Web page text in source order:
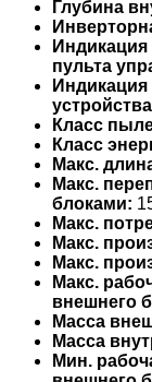
Глубина
пульта
Класс
Класс
Макс.
Макс.
блоками:
Макс.
Макс.
Макс.
Макс.
внешнего
Масса
Масса
Мин.